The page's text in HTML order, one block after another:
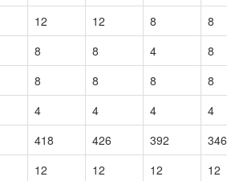
12 12 8 8
8 8 4 8
8 8 8 8
4 4 4 4
418 426 392 346
12 12 12 12